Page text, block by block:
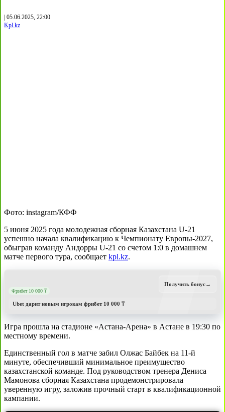
| 05.06.2025, 22:00
Kpl.kz
Фото: instagram/КФФ
5 июня 2025 года молодежная сборная Казахстана U-21
успешно начала квалификацию к Чемпионату Европы-2027,
обыграв команду Андорры U-21 со счетом 1:0 в домашнем
матче первого тура, сообщает kpl.kz.
Фрибет 10 000 ₸
Ubet дарит новым игрокам фрибет 10 000 ₸
Получить бонус→
Игра прошла на стадионе «Астана-Арена» в Астане в 19:30 по
местному времени.
Единственный гол в матче забил Олжас Байбек на 11-й
минуте, обеспечивший минимальное преимущество
казахстанской команде. Под руководством тренера Дениса
Мамонова сборная Казахстана продемонстрировала
уверенную игру, заложив прочный старт в квалификационной
кампании.